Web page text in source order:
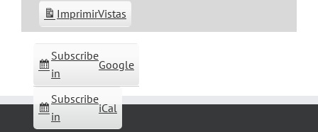
Subscribe
in
Google
Subscribe
in
iCal
ImprimirVistas